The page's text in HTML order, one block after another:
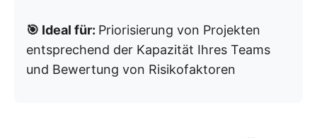
🎯 Ideal für: Priorisierung von Projekten
entsprechend der Kapazität Ihres Teams
und Bewertung von Risikofaktoren